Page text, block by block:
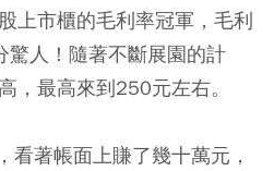
上市櫃的毛利率冠軍，毛利
驚人！隨著不斷展園的計
，最高來到250元左右。
著帳面上賺了幾十萬元，